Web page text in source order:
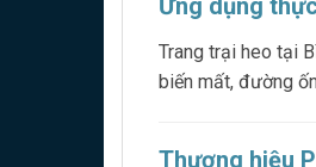
Ứng dụng
Trang trại heo tại
biến mất, đường
Thương hiệu